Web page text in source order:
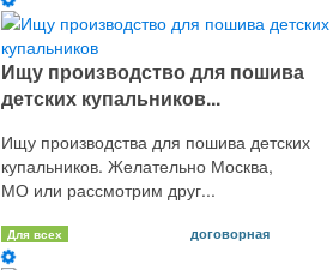
Ищу производство для пошива
детских купальников...
Ищу производства для пошива детских
купальников. Желательно Москва,
МО или рассмотрим друг...
Для всех договорная